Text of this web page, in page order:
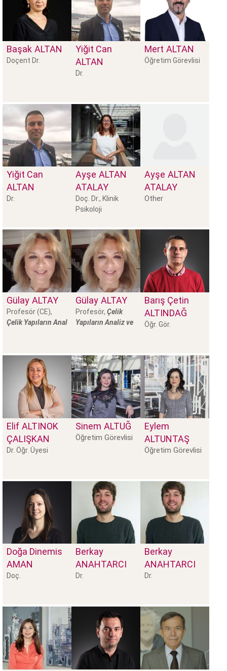
Başak ALTAN
Doçent Dr.
Yiğit Can
ALTAN
Dr.
Mert ALTAN
Öğretim Görevlisi
Yiğit Can
ALTAN
Dr.
Ayşe ALTAN
ATALAY
Doç. Dr., Klinik
Psikoloji
Ayşe ALTAN
ATALAY
Other
Gülay ALTAY
Profesör (CE),
Çelik Yapıların Anal
Gülay ALTAY
Profesör, Çelik
Yapıların Analiz ve
Barış Çetin
ALTINDAĞ
Öğr. Gör.
Elif ALTINOK
ÇALIŞKAN
Dr. Öğr. Üyesi
Sinem ALTUĞ
Öğretim Görevlisi
Eylem
ALTUNTAŞ
Öğretim Görevlisi
Doğa Dinemis
AMAN
Doç.
Berkay
ANAHTARCI
Dr.
Berkay
ANAHTARCI
Dr.